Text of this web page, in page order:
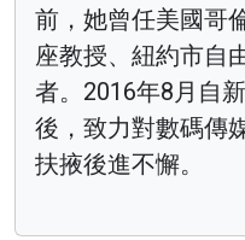
前，她曾任美國哥
座教授、紐約市自
者。2016年8月自
後，致力對數碼傳
扶掖後進不懈。